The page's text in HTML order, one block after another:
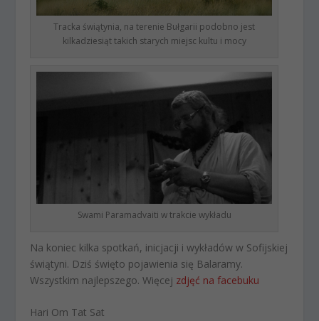
Tracka świątynia, na terenie Bułgarii podobno jest
kilkadziesiąt takich starych miejsc kultu i mocy
Swami Paramadvaiti w trakcie wykładu
Na koniec kilka spotkań, inicjacji i wykładów w Sofijskiej
świątyni. Dziś święto pojawienia się Balaramy.
Wszystkim najlepszego. Więcej zdjęć na facebuku
Hari Om Tat Sat